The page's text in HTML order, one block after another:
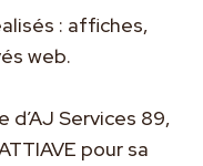
: affiches,
web.
d’AJ Services 89,
pour sa